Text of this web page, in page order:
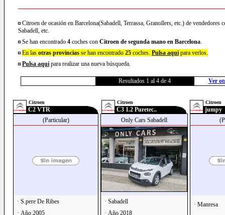
Citroen de ocasión en Barcelona(Sabadell, Terrassa, Granollers, etc.) de vendedores
Sabadell, etc.
Se han encontrado 4 coches con Citroen de segunda mano en Barcelona.
En las otras provincias se han encontrado 25 coches. Pulsa aquípara verlos.
Pulsa aquípara realizar una nueva búsqueda.
Resultados 1 al 4 de 4 Ver
Citroen
C2 VTR
(Particular)
· S.pere De Ribes
· Año 2005
Citroen
C3 1.2 Puretec..
Only Cars Sabadell
· Sabadell
· Año 2018
Citroen
jumpy
· Manresa